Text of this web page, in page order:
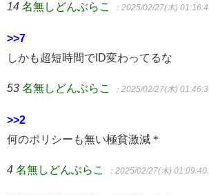
14 名無しどんぶらこ ：2025/02/27(木)
>>7
しかも超短時間でID変わってるな
53 名無しどんぶらこ ：2025/02/27(木)
>>2
何のポリシーも無い極貧激減＊
4 名無しどんぶらこ ：2025/02/27(木)